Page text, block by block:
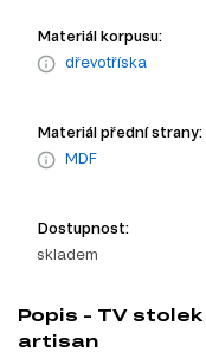
Materiál korpusu:
dřevotříska
Materiál přední strany:
MDF
Dostupnost:
skladem
Popis - TV
artisan